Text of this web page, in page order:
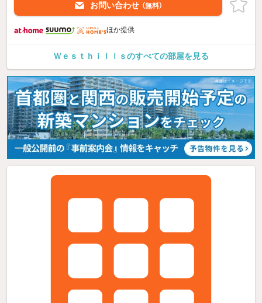
お問い合わせ （無料）
ほか提供
Ｗｅｓｔｈｉｌｌｓのすべての部屋を見る